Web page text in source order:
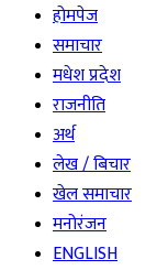
होमपेज
समाचार
मधेश प्रदेश
राजनीति
अर्थ
लेख / बिचार
खेल समाचार
मनोरंजन
ENGLISH